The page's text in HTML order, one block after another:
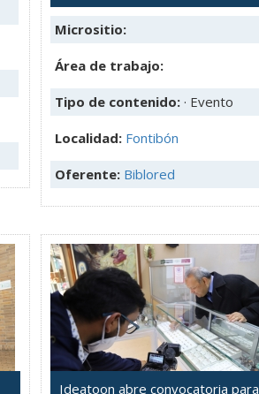
Micrositio:
Área de trabajo:
Tipo de contenido: · Evento
Localidad: Fontibón
Oferente: Biblored
Ideatoon abre convocatoria para